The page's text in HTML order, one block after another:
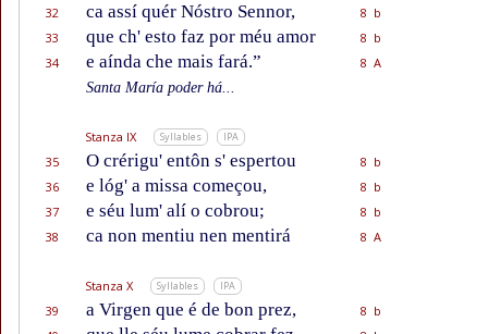
32
ca assí quér Nóstro Sennor,
8 b
33
que ch' esto faz por méu amor
8 b
34
e aínda che mais fará.”
8 A
Santa María poder há...
Stanza IX Syllables IPA
35 O crérigu' entôn s' espertou
8 b
36
e lóg' a missa começou,
8 b
37
e séu lum' alí o cobrou;
8 b
38
ca non mentiu nen mentirá 8 A
Stanza X Syllables IPA
39 a Virgen que é de bon prez,
8 b